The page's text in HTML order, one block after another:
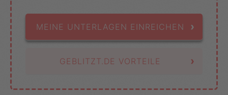
MEINE UNTERLAGEN EINREICHEN ›
GEBLITZT.DE VORTEILE ›